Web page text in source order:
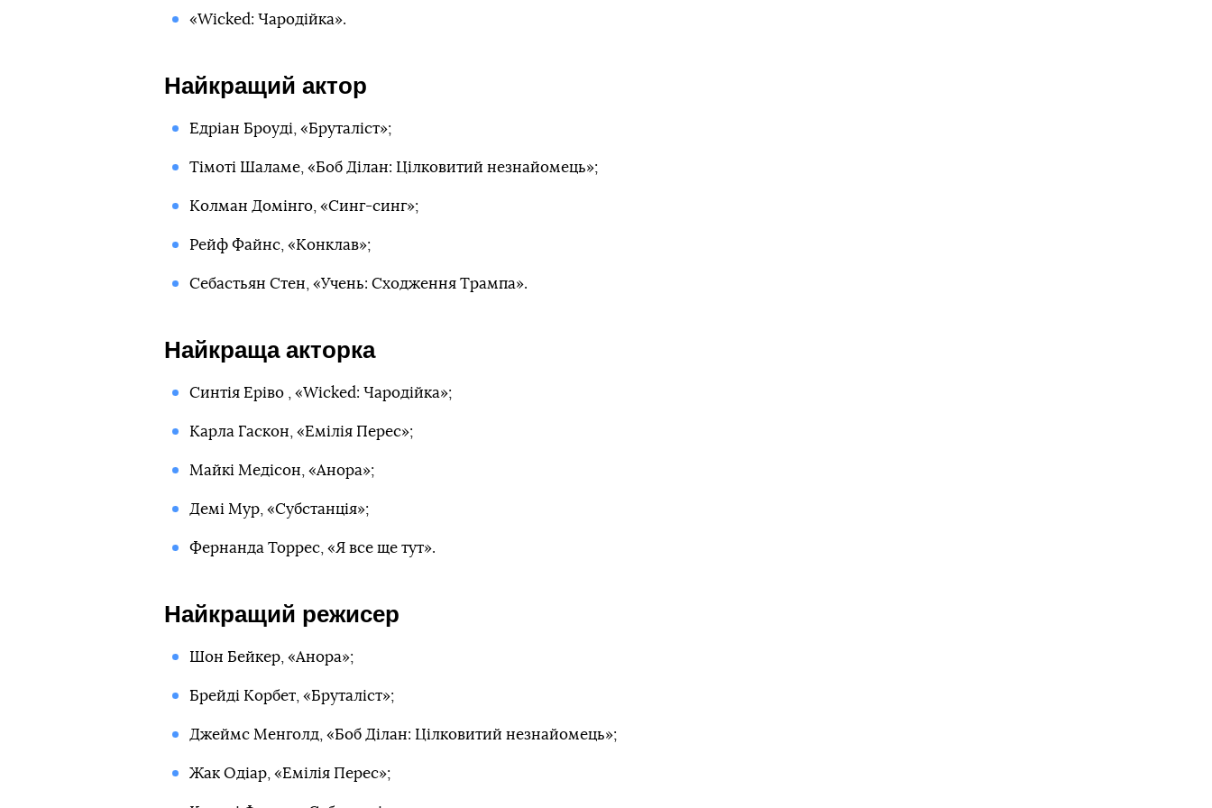
«Wicked: Чародійка».
Найкращий актор
Едріан Броуді, «Бруталіст»;
Тімоті Шаламе, «Боб Ділан: Цілковитий незнайомець»;
Колман Домінго, «Синг-синг»;
Рейф Файнс, «Конклав»;
Себастьян Стен, «Учень: Сходження Трампа».
Найкраща акторка
Синтія Еріво , «Wicked: Чародійка»;
Карла Гаскон, «Емілія Перес»;
Майкі Медісон, «Анора»;
Демі Мур, «Субстанція»;
Фернанда Торрес, «Я все ще тут».
Найкращий режисер
Шон Бейкер, «Анора»;
Брейді Корбет, «Бруталіст»;
Джеймс Менголд, «Боб Ділан: Цілковитий незнайомець»;
Жак Одіар, «Емілія Перес»;